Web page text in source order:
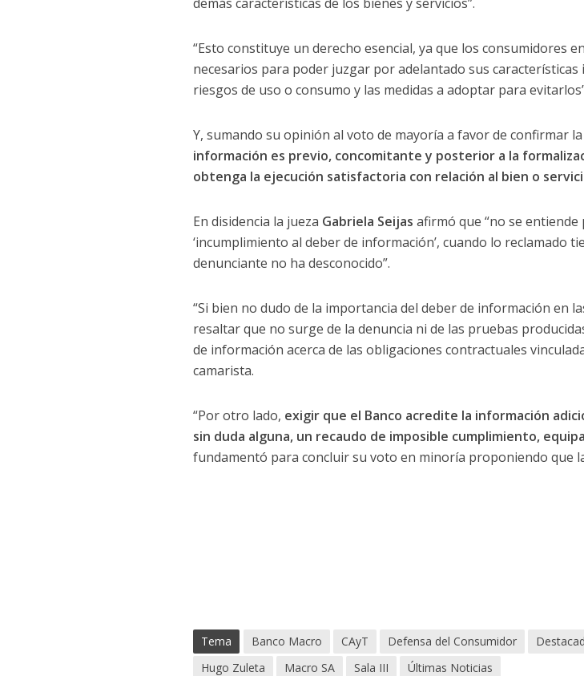
“Esto constituye un derecho esencial, ya que los consumidores
necesarios para poder juzgar por adelantado sus
riesgos de uso o consumo y las medidas a adoptar para
Y, sumando su opinión al voto de mayoría a favor de confirmar
información es previo, concomitante y posterior a la
obtenga la ejecución satisfactoria con relación al bien o
En disidencia la jueza Gabriela Seijas afirmó que “no se
‘incumplimiento al deber de información’, cuando lo reclamado
denunciante no ha desconocido”.
“Si bien no dudo de la importancia del deber de información en
resaltar que no surge de la denuncia ni de las pruebas
de información acerca de las obligaciones contractuales
camarista.
“Por otro lado, exigir que el Banco acredite la información
sin duda alguna, un recaudo de imposible cumplimiento,
fundamentó para concluir su voto en minoría proponiendo que
Tema Banco Macro CAyT Defensa del Consumidor
Hugo Zuleta
Macro SA Sala III Últimas Noticias